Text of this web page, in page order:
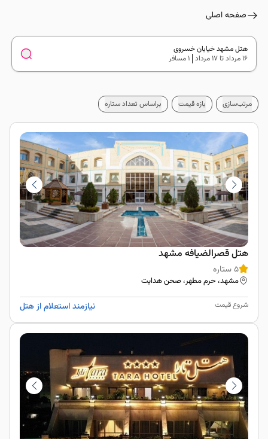
صفحه اصلی
هتل مشهد خیابان خسروی
16 مرداد تا 17 مرداد
1 مسافر
مرتب‌سازی بازه قیمت براساس تعداد ستاره
هتل قصرالضیافه مشهد
5 ستاره
مشهد، حرم مطهر، صحن هدایت
شروع قیمت نیازمند استعلام از هتل